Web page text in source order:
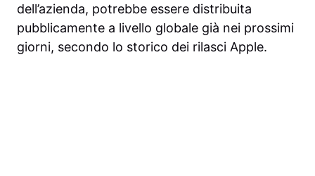
dell’azienda, potrebbe essere distribuita
pubblicamente a livello globale già nei prossimi
giorni, secondo lo storico dei rilasci Apple.